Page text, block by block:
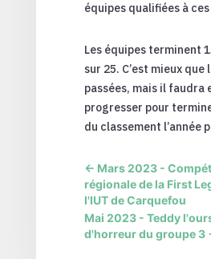
équipes qualifiées à
Les équipes terminent
sur 25. C’est mieux que
passées, mais il faudra
progresser pour
du classement l’année
← Mars 2023 -
régionale de la First
l'IUT de Carquefou
Mai 2023 - Teddy
d'horreur du groupe 3